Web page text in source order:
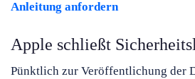
Anleitung anfordern
Apple schließt
Pünktlich zur Veröffentlichung der